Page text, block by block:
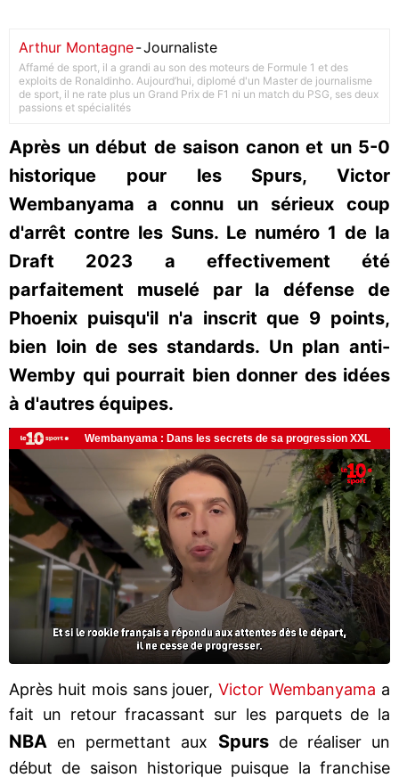
Arthur Montagne-Journaliste
Affamé de sport, il a grandi au son des moteurs de Formule 1 et des
exploits de Ronaldinho. Aujourd’hui, diplomé d'un Master de journalisme
de sport, il ne rate plus un Grand Prix de F1 ni un match du PSG, ses deux
passions et spécialités
Après un début de saison canon et un 5-0
historique pour les Spurs, Victor
Wembanyama a connu un sérieux coup
d'arrêt contre les Suns. Le numéro 1 de la
Draft 2023 a effectivement été
parfaitement muselé par la défense de
Phoenix puisqu'il n'a inscrit que 9 points,
bien loin de ses standards. Un plan anti-
Wemby qui pourrait bien donner des idées
à d'autres équipes.
Après huit mois sans jouer,Victor Wembanyama a
fait un retour fracassant sur les parquets de la
NBA en permettant aux Spurs de réaliser un
début de saison historique puisque la franchise